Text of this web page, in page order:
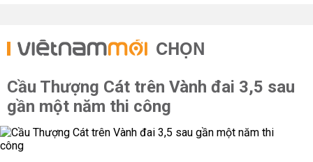
CHỌN
Cầu Thượng Cát trên Vành đai 3,5 sau
gần một năm thi công